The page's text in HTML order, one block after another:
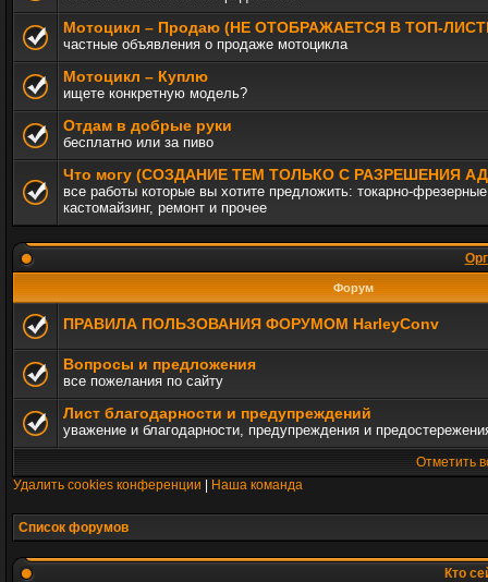
Мотоцикл – Продаю (НЕ ОТОБРАЖАЕТСЯ В ТОП-
частные объявления о продаже мотоцикла
Мотоцикл – Куплю
ищете конкретную модель?
Отдам в добрые руки
бесплатно или за пиво
Что могу (СОЗДАНИЕ ТЕМ ТОЛЬКО С РАЗРЕШЕНИЯ
все работы которые вы хотите предложить: токарно-
кастомайзинг, ремонт и прочее
Форум
ПРАВИЛА ПОЛЬЗОВАНИЯ ФОРУМОМ HarleyConv
Вопросы и предложения
все пожелания по сайту
Лист благодарности и предупреждений
уважение и благодарности, предупреждения и
Отметить
Удалить cookies конференции
Наша команда
Список форумов
Кто